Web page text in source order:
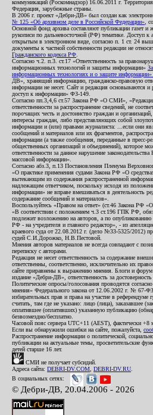
коммуникаций (Роскомнадзор) 16.06.2011 г.
Федерация, зарубежные страны.
В 2006 г. проект «Дебри-ДВ» был создан как
№ 125 «Об архивном деле в Российской Федерации» ,
Основной фонд архива составляют публикации газет и
рукописи по дальневосточной (РФ) тематике. Доступ к
открытым в электронном виде, согласно п. 1 ст. 24
документы к частной собственности редакции не
Гражданского кодекса РФ
Согласно ч.2. п.3. ст.17 «Ответственность за
информационных технологий и защиты информации»
информационных технологиях и о защите
ДВ», хранящий информацию, гражданско-правовую
информации не несет. Сайт и редакция основываются и
доступ к информации» ФЗ-149.
Согласно пп.3,4,6 ст.57 Закона РФ «О СМИ»,
ответственности за распространение сведений, не
порочащих честь и достоинство граждан и
интересы граждан, либо представляющих собой
информации и (или) правами журналиста: ...если они
сообщений и материалов или их фрагментов,
информации (а также сообщения, переданные в пресс-
общественных организаций и объединений), которое
ответственности за данное нарушение
массовой информации».
Согласно абз.3, п.13 Постановления Пленума
«О практике применения судами Закона РФ «О
вытекающим из содержания распространенной
надлежащим ответчиком, поскольку исходя из
информации» не вправе вмешиваться в деятельность
содержание сообщений и материалов».
Воспользуйтесь «Правом на ответ» (ст.46 Закона РФ
«В соответствии с положением ч.3 ст.196 ГПК РФ,
подлежит возложению на авторов, а по
РФ - на учредителя и главного редактор», - из
краевого суда от 22.08.2012 г. (дело №33-5325/2012)
судей С.И.Дорожко, Н.В.Пестовой.
Мнения авторов материалов не всегда совпадают с
переписку с авторами.
Редакция не несет ответственность за содержание
ответственны, соответственно, исключительно их
сайте приравнены к выражению мнения. Блоги и форум
издание «Дебри-ДВ», ответственность за
Политические опросы/голосования проводятся
мнения» Федерального закона от 12.06.2002 г. № 67-
избирательных прав и права на участие в референдуме
считать, там где не указано: лицо (лица), заказавшее
оплатившее (оплативших) указанную публикацию
безвозмездно/бесплатно.
Часовой пояс сервера UTC+11 (AEST), фактически +8
Если вы обнаружили ошибки на сайте, пожалуйста,
Распространение информации о политической,
публикации на актуальные темы, просветительские
детей старше 16 лет.
СМИ не получает субсидий.
Адреса сайта: DEBRI-DV.COM DEBRI-DV.RU
В социальных сетях:
© Дебри-ДВ, 20.04.2006 - 2026